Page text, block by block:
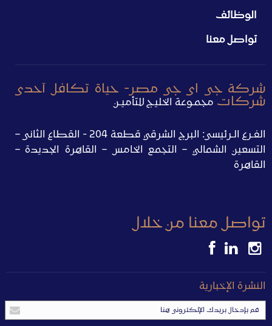
الوظائف
تواصل معنا
شركة جى اى جى مصر- حياة تكافل آحدى
شركات مجمـوعة الخليـج للتأميـن
الفـرع الـرئيسى: البرج الشرقي قطعة 204 - القطاع الثانى –
التسعين الشمالي – التجمع الخامس – القاهرة الجديدة –
القاهرة
تواصل معنا من خلال
النشرة الإخبارية